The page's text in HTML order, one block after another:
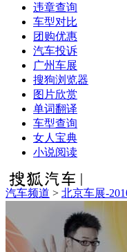
违章查询
车型对比
团购优惠
汽车投诉
广州车展
搜狗浏览器
图片欣赏
单词翻译
车型查询
女人宝典
小说阅读
汽车频道 > 北京车展-